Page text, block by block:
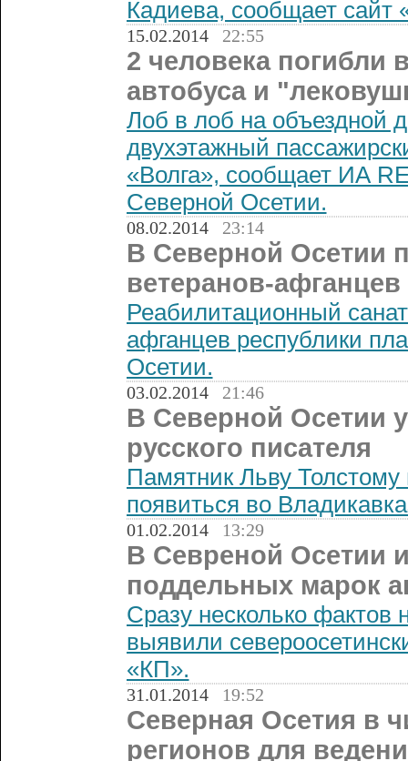
Кадиева, сообщает сайт
15.02.2014 22:55
2 человека погибли
автобуса и
Лоб в лоб на объездной
двухэтажный
«Волга», сообщает ИА
Северной Осетии.
08.02.2014 23:14
В Северной Осетии
ветеранов-афганцев
Реабилитационный
афганцев республики
Осетии.
03.02.2014 21:46
В Северной Осетии
русского писателя
Памятник Льву
появиться во
01.02.2014 13:29
В Севреной Осетии
поддельных марок
Сразу несколько фактов
выявили
«КП».
31.01.2014 19:52
Северная Осетия в
регионов для